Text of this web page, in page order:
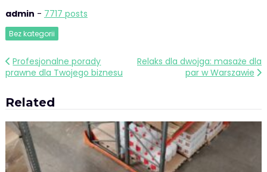
admin - 7717 posts
Bez kategorii
Nawigacja
wpisu
Profesjonalne porady
prawne dla Twojego biznesu
Relaks dla dwojga: masaże dla
par w Warszawie
Related